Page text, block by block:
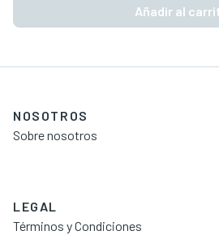
Añadir al
NOSOTROS
Sobre nosotros
LEGAL
Términos y Condiciones